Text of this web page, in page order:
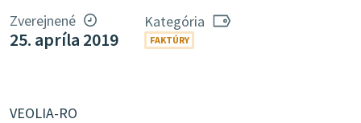
Zverejnené
25. apríla 2019
Kategória
FAKTÚRY
VEOLIA-RO